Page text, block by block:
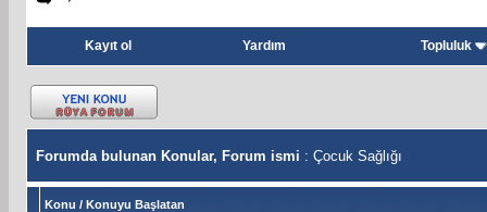
Kayıt ol Yardım Topluluk
Forumda bulunan Konular, Forum ismi : Çocuk Sağlığı
Konu / Konuyu Başlatan